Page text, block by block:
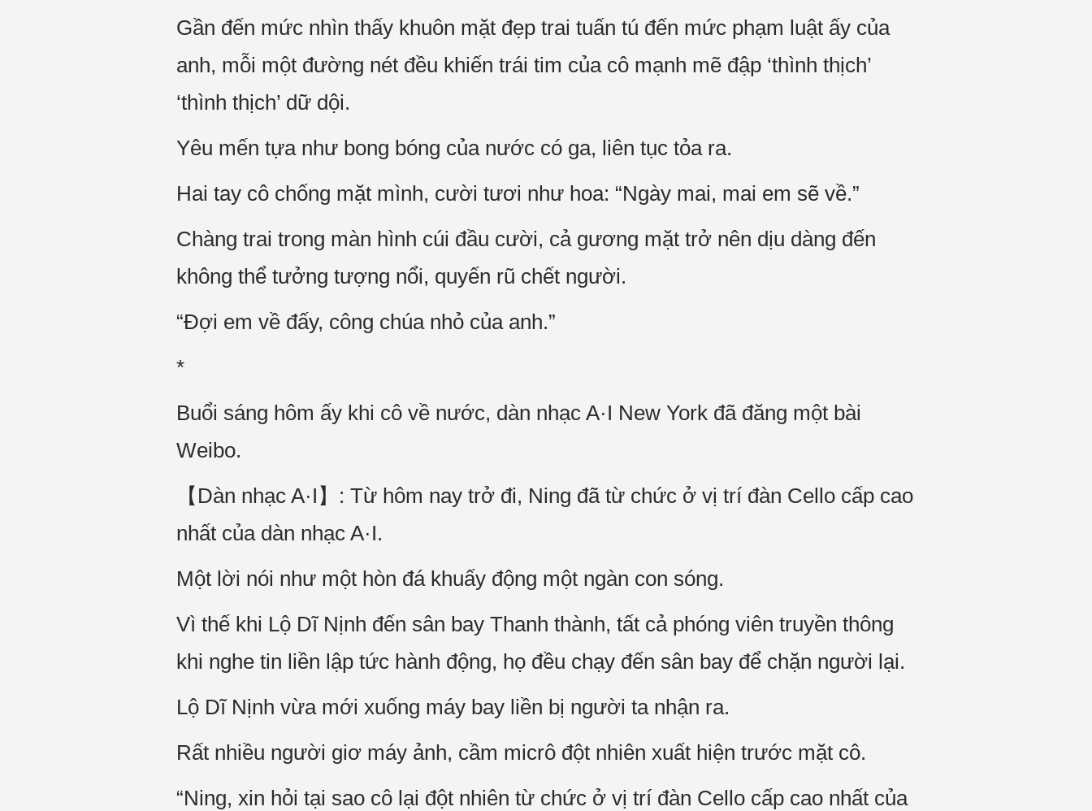
Gần đến mức nhìn thấy khuôn mặt đẹp trai tuấn tú đến mức phạm luật ấy của
anh, mỗi một đường nét đều khiến trái tim của cô mạnh mẽ đập ‘thình thịch’
‘thình thịch’ dữ dội.
Yêu mến tựa như bong bóng của nước có ga, liên tục tỏa ra.
Hai tay cô chống mặt mình, cười tươi như hoa: “Ngày mai, mai em sẽ về.”
Chàng trai trong màn hình cúi đầu cười, cả gương mặt trở nên dịu dàng đến
không thể tưởng tượng nổi, quyến rũ chết người.
“Đợi em về đấy, công chúa nhỏ của anh.”
*
Buổi sáng hôm ấy khi cô về nước, dàn nhạc A·I New York đã đăng một bài
Weibo.
【Dàn nhạc A·I】: Từ hôm nay trở đi, Ning đã từ chức ở vị trí đàn Cello cấp cao
nhất của dàn nhạc A·I.
Một lời nói như một hòn đá khuấy động một ngàn con sóng.
Vì thế khi Lộ Dĩ Nịnh đến sân bay Thanh thành, tất cả phóng viên truyền thông
khi nghe tin liền lập tức hành động, họ đều chạy đến sân bay để chặn người lại.
Lộ Dĩ Nịnh vừa mới xuống máy bay liền bị người ta nhận ra.
Rất nhiều người giơ máy ảnh, cầm micrô đột nhiên xuất hiện trước mặt cô.
“Ning, xin hỏi tại sao cô lại đột nhiên từ chức ở vị trí đàn Cello cấp cao nhất của